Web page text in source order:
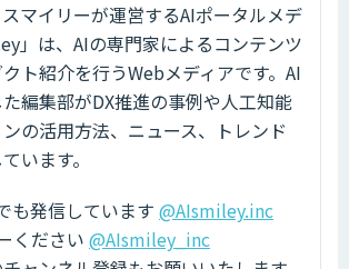
マイリーが運営するAIポータルメデ
」は、AIの専門家によるコンテンツ
ト紹介を行うWebメディアです。AI
編集部がDX推進の事例や人工知能
の活用方法、ニュース、トレンド
います。
も発信しています @AIsmiley.inc
ください @AIsmiley_inc